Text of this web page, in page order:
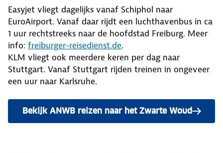
Easyjet vliegt dagelijks vanaf Schiphol naar
EuroAirport. Vanaf daar rijdt een luchthavenbus in ca
1 uur rechtstreeks naar de hoofdstad Freiburg. Meer
info: freiburger-reisedienst.de.
KLM vliegt ook meerdere keren per dag naar
Stuttgart. Vanaf Stuttgart rijden treinen in ongeveer
een uur naar Karlsruhe.
Bekijk ANWB reizen naar het Zwarte Woud